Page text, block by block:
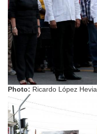
Photo: Ricardo López Hevia